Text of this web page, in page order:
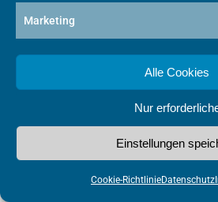
Marketing
Alle Cookies
Nur
Einstellungen
Cookie-RichtlinieDatenschutz
Datenrekord:
Netz
Schallmauer
einer Million
Gigabyte pro
Stunde